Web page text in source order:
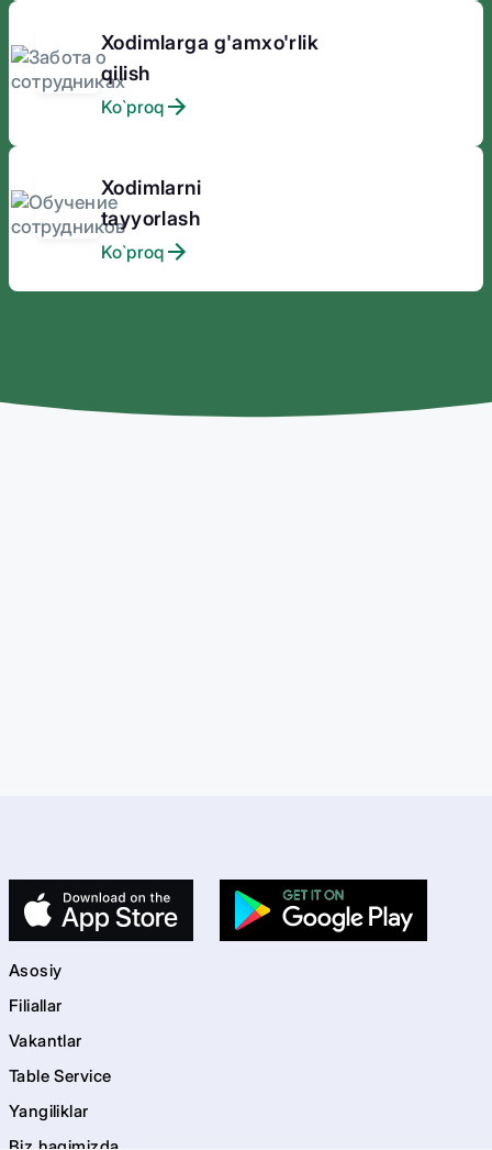
Xodimlarga g'amxo'rlik
qilish
Ko`proq
Xodimlarni
tayyorlash
Ko`proq
Asosiy
Filiallar
Vakantlar
Table Service
Yangiliklar
Biz haqimizda